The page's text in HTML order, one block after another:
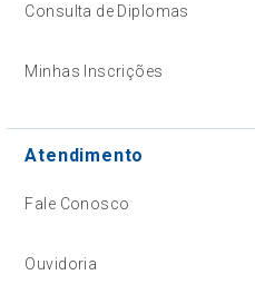
Consulta de Diplomas
Minhas Inscrições
Atendimento
Fale Conosco
Ouvidoria